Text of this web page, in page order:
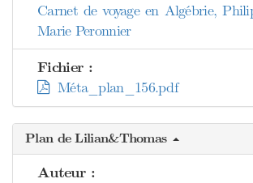
Carnet de voyage en Algébrie,
Marie Peronnier
Fichier :
Méta_plan_156.pdf
Plan de Lilian&Thomas
Auteur :